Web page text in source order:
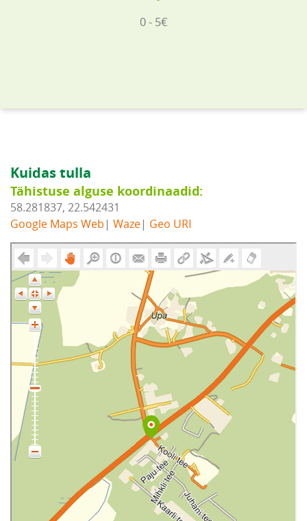
0 - 5€
Kuidas tulla
Tähistuse alguse koordinaadid:
58.281837, 22.542431
Google Maps Web | Waze| Geo URI